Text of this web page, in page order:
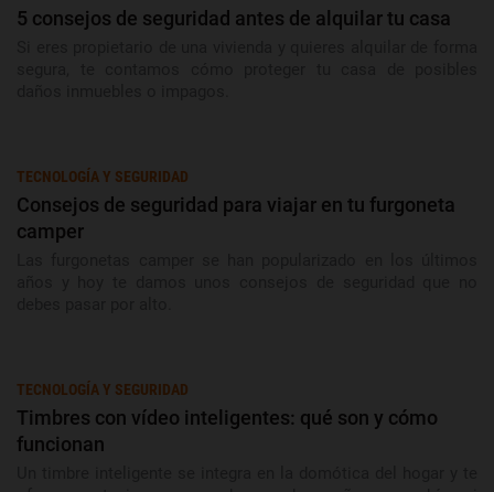
5 consejos de seguridad antes de alquilar tu casa
TECNOLOGÍA Y SEGURIDAD
Consejos de seguridad para viajar en tu furgoneta
camper
TECNOLOGÍA Y SEGURIDAD
Timbres con vídeo inteligentes: qué son y cómo
funcionan